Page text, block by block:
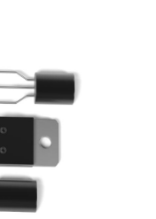
silicio